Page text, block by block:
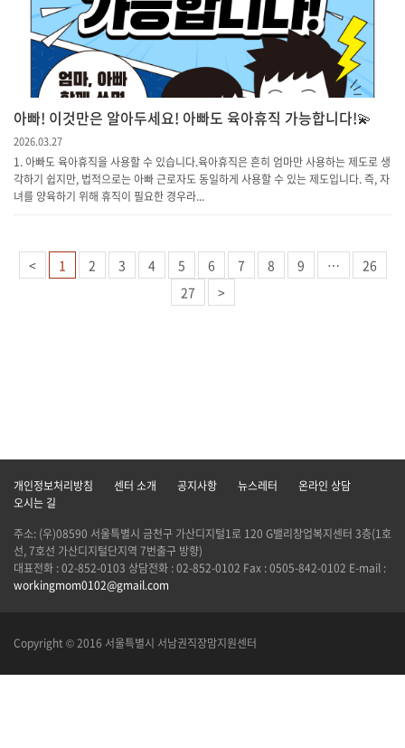
아빠! 이것만은 알아두세요! 아빠도 육아휴직 가능합니다!💫
2026.03.27
1. 아빠도 육아휴직을 사용할 수 있습니다.육아휴직은 흔히 엄마만 사용하는 제도로 생
각하기 쉽지만, 법적으로는 아빠 근로자도 동일하게 사용할 수 있는 제도입니다. 즉, 자
녀를 양육하기 위해 휴직이 필요한 경우라...
< 1 2 3 4 5 6 7 8 9 …
26
27
>
개인정보처리방침 센터 소개 공지사항 뉴스레터
온라인 상담
오시는 길
주소: (우)08590 서울특별시 금천구 가산디지털1로 120 G밸리창업복지센터 3층(1호
선, 7호선 가산디지털단지역 7번출구 방향)
대표전화 : 02-852-0103 상담전화 : 02-852-0102 Fax : 0505-842-0102 E-mail :
workingmom0102@gmail.com
Copyright © 2016 서울특별시 서남권직장맘지원센터